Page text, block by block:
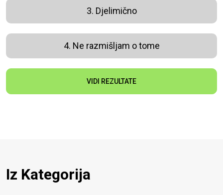
3. Djelimično
4. Ne razmišljam o tome
VIDI REZULTATE
Iz Kategorija